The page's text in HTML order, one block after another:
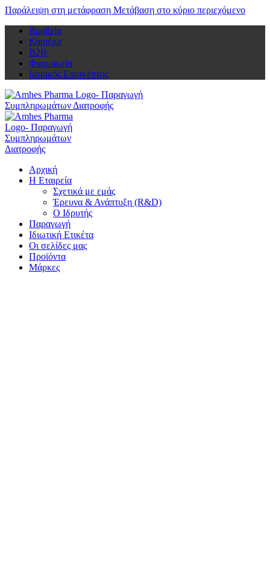
Παράλειψη στη μετάφραση Μετάβαση στο κύριο περιεχόμενο
Βραβεία
Καριέρα
Β2Β
Φαρμακεία
Ιατρικός Επισκέπτης
Αρχική
Η Εταιρεία
Σχετικά με εμάς
Έρευνα & Ανάπτυξη (R&D)
Ο Ιδρυτής
Παραγωγή
Ιδιωτική Ετικέτα
Οι σελίδες μας
Προϊόντα
Μάρκες